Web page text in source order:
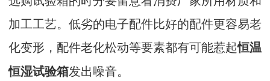
加工工艺。低劣的电子配件比好的配件更容易老
化变形，配件老化松动等要素都有可能惹起恒温
恒湿试验箱发出噪音。